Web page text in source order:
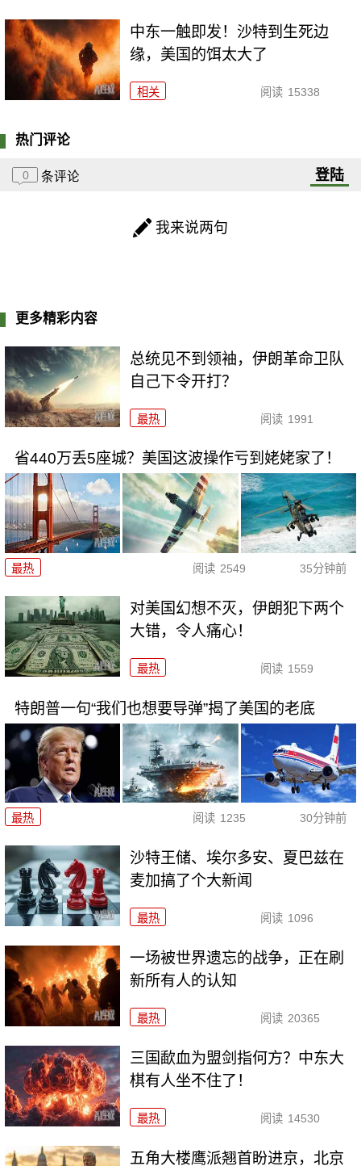
中东一触即发！沙特到生死边
缘，美国的饵太大了
相关 阅读 15338
热门评论
0 条评论 登陆
我来说两句
更多精彩内容
总统见不到领袖，伊朗革命卫队
自己下令开打？
最热 阅读 1991
省440万丢5座城？美国这波操作亏到姥姥家了！
最热 阅读 2549 35分钟前
对美国幻想不灭，伊朗犯下两个
大错，令人痛心！
最热 阅读 1559
特朗普一句“我们也想要导弹”揭了美国的老底
最热 阅读 1235 30分钟前
沙特王储、埃尔多安、夏巴兹在
麦加搞了个大新闻
最热 阅读 1096
一场被世界遗忘的战争，正在刷
新所有人的认知
最热 阅读 20365
三国歃血为盟剑指何方？中东大
棋有人坐不住了！
最热 阅读 14530
五角大楼鹰派翘首盼进京，北京